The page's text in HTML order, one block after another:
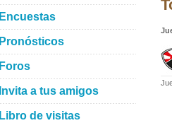
Encuestas
Pronósticos
Foros
Invita a tus amigos
Libro de visitas